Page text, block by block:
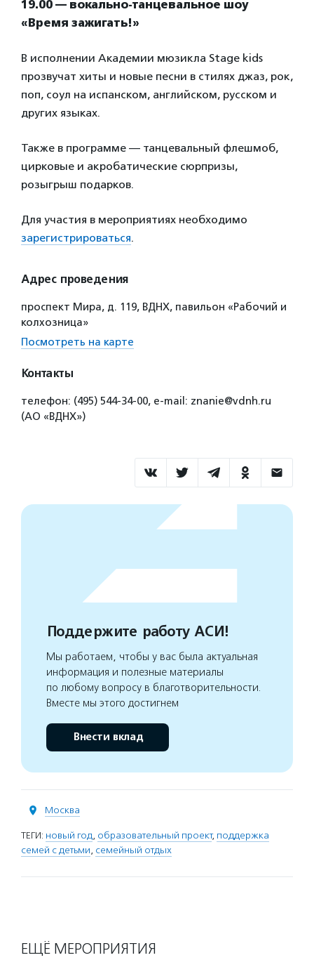
19.00 — вокально-танцевальное шоу
«Время зажигать!»
В исполнении Академии мюзикла Stage kids
прозвучат хиты и новые песни в стилях джаз, рок,
поп, соул на испанском, английском, русском и
других языках.
Также в программе — танцевальный флешмоб,
цирковые и акробатические сюрпризы,
розыгрыш подарков.
Для участия в мероприятиях необходимо
зарегистрироваться.
Адрес проведения
проспект Мира, д. 119, ВДНХ, павильон «Рабочий и
колхозница»
Посмотреть на карте
Контакты
телефон: (495) 544-34-00, e-mail: znanie@vdnh.ru
(АО «ВДНХ»)
Поддержите работу АСИ!
Мы работаем, чтобы у вас была актуальная
информация и полезные материалы
по любому вопросу в благотворительности.
Вместе мы этого достигнем
Внести вклад
Москва
ТЕГИ: новый год, образовательный проект, поддержка
семей с детьми, семейный отдых
ЕЩЁ МЕРОПРИЯТИЯ